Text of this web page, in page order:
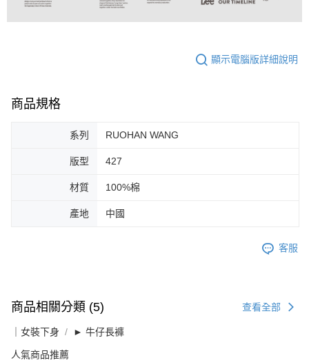
顯示電腦版詳細說明
商品規格
系列 RUOHAN WANG
版型 427
材質 100%棉
產地 中國
客服
商品相關分類 (5) 查看全部
｜女裝下身 ► 牛仔長褲
人氣商品推薦